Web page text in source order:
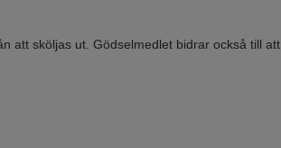
att sköljas ut. Gödselmedlet bidrar också till att